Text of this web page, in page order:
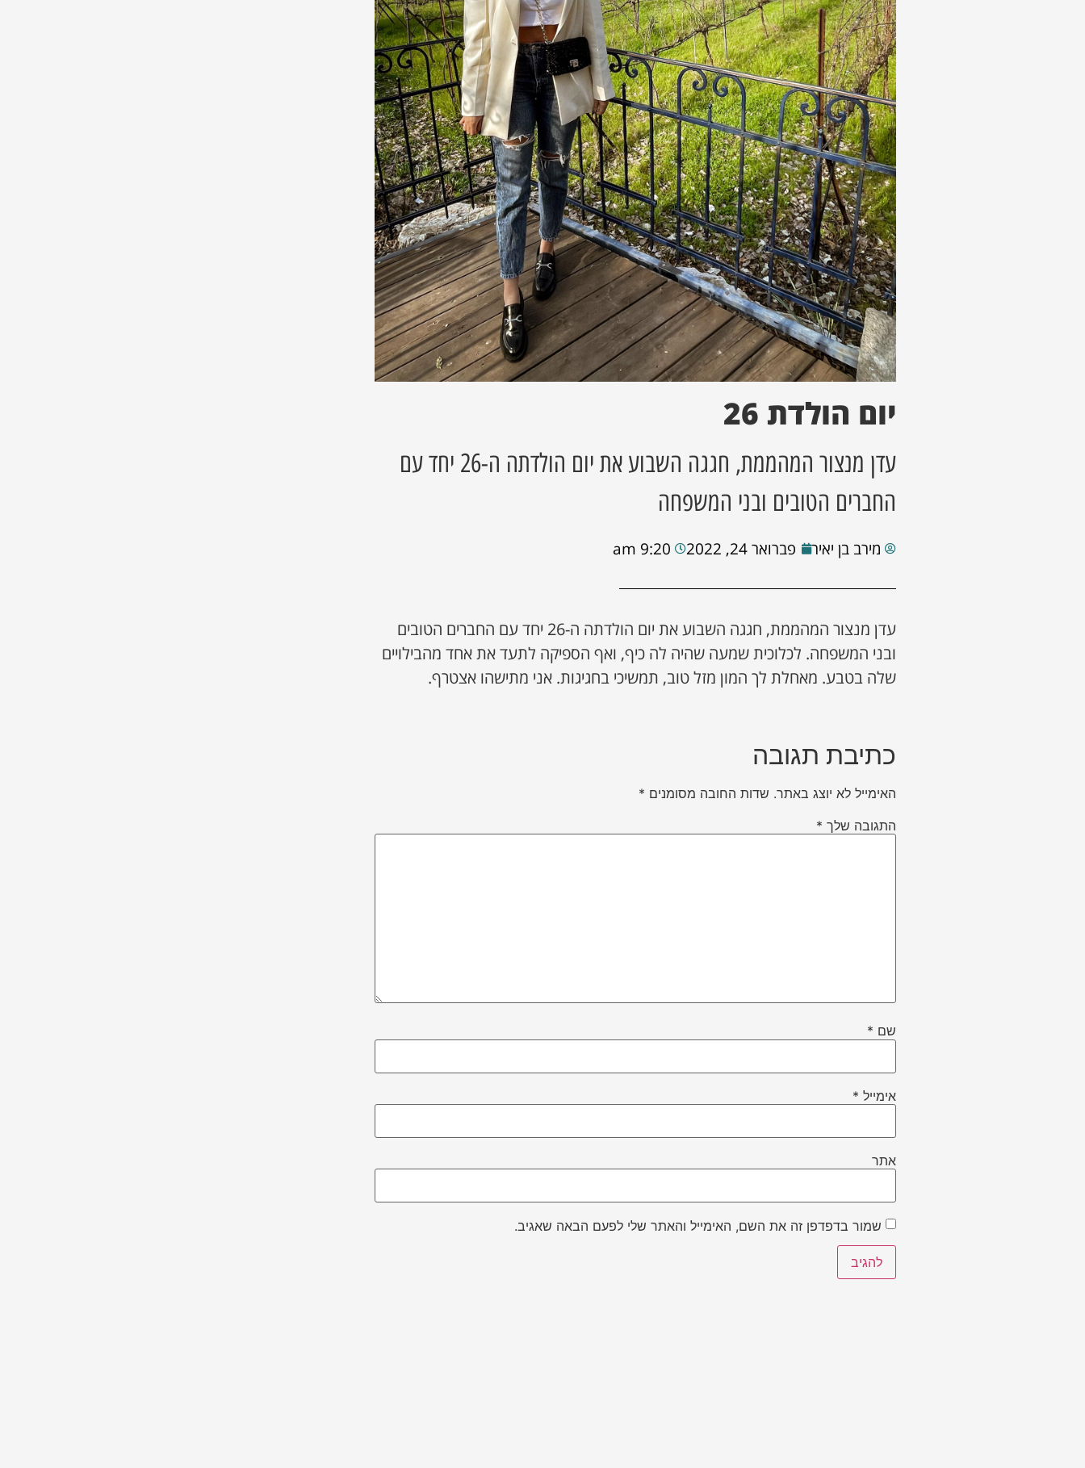
יום הולדת 26
עדן מנצור המהממת, חגגה השבוע את יום הולדתה ה-26 יחד עם
החברים הטובים ובני המשפחה
מירב בן יאיר פברואר 24, 2022 9:20 am
עדן מנצור המהממת, חגגה השבוע את יום הולדתה ה-26 יחד עם החברים הטובים
ובני המשפחה. לכלוכית שמעה שהיה לה כיף, ואף הספיקה לתעד את אחד מהבילויים
שלה בטבע. מאחלת לך המון מזל טוב, תמשיכי בחגיגות. אני מתישהו אצטרף.
כתיבת תגובה
האימייל לא יוצג באתר. שדות החובה מסומנים *
התגובה שלך *
שם *
אימייל *
אתר
שמור בדפדפן זה את השם, האימייל והאתר שלי לפעם הבאה שאגיב.